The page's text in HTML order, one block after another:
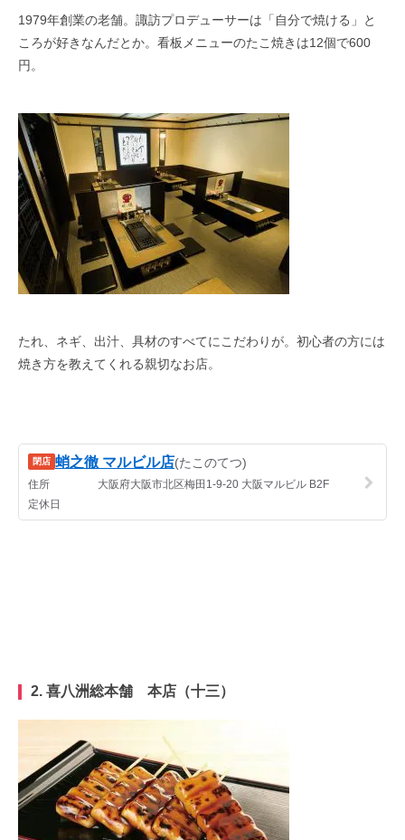
1979年創業の老舗。諏訪プロデューサーは「自分で焼ける」と
ころが好きなんだとか。看板メニューのたこ焼きは12個で600
円。
たれ、ネギ、出汁、具材のすべてにこだわりが。初心者の方には
焼き方を教えてくれる親切なお店。
2. 喜八洲総本舗 本店（十三）